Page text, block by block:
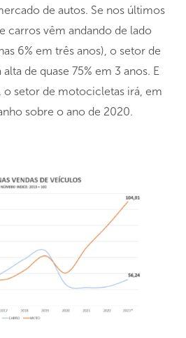
de autos. Se nos últimos
carros vêm andando de lado
6% em três anos), o setor de
de quase 75% em 3 anos. E
o setor de motocicletas irá, em
sobre o ano de 2020.